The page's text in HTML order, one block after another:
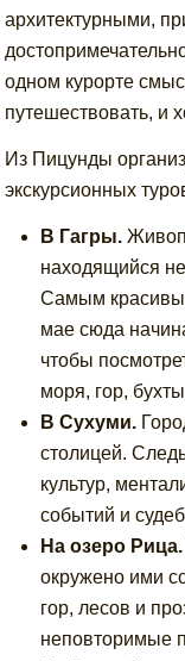
архитектурными,
одном курорте
путешествовать, и
Из Пицунды
экскурсионных
В Гагры.
находящийся
Самым
мае сюда
чтобы
моря, гор,
В Сухуми.
столицей.
культур,
событий и
На озеро Рица.
окружено ими
гор, лесов и
неповторимые